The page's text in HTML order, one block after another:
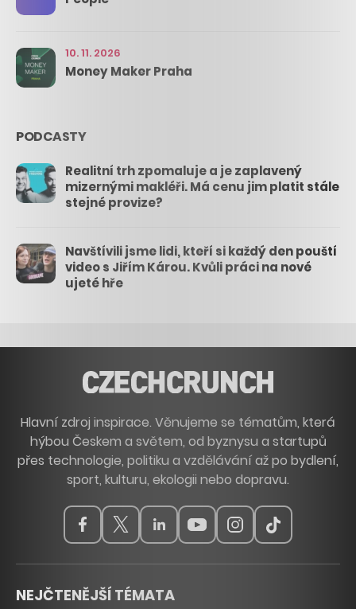
10. 11. 2026
Money Maker Praha
PODCASTY
Realitní trh zpomaluje a je zaplavený
mizernými makléři. Má cenu jim platit stále
stejné provize?
Navštívili jsme lidi, kteří si každý den pouští
video s Jiřím Károu. Kvůli práci na nové
ujeté hře
Hlavní zdroj inspirace. Věnujeme se tématům, která
hýbou Českem a světem, od byznysu a startupů
přes technologie, politiku a vzdělávání až po bydlení,
sport, kulturu, ekologii nebo dopravu.
NEJČTENĚJŠÍ TÉMATA